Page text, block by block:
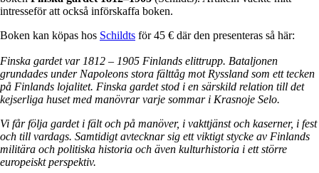
intresseför att också införskaffa boken.
Boken kan köpas hos Schildts för 45 € där den presenteras så här:
Finska gardet var 1812 – 1905 Finlands elittrupp. Bataljonen
grundades under Napoleons stora fälttåg mot Ryssland som ett tecken
på Finlands lojalitet. Finska gardet stod i en särskild relation till det
kejserliga huset med manövrar varje sommar i Krasnoje Selo.
Vi får följa gardet i fält och på manöver, i vakttjänst och kaserner, i fest
och till vardags. Samtidigt avtecknar sig ett viktigt stycke av Finlands
militära och politiska historia och även kulturhistoria i ett större
europeiskt perspektiv.